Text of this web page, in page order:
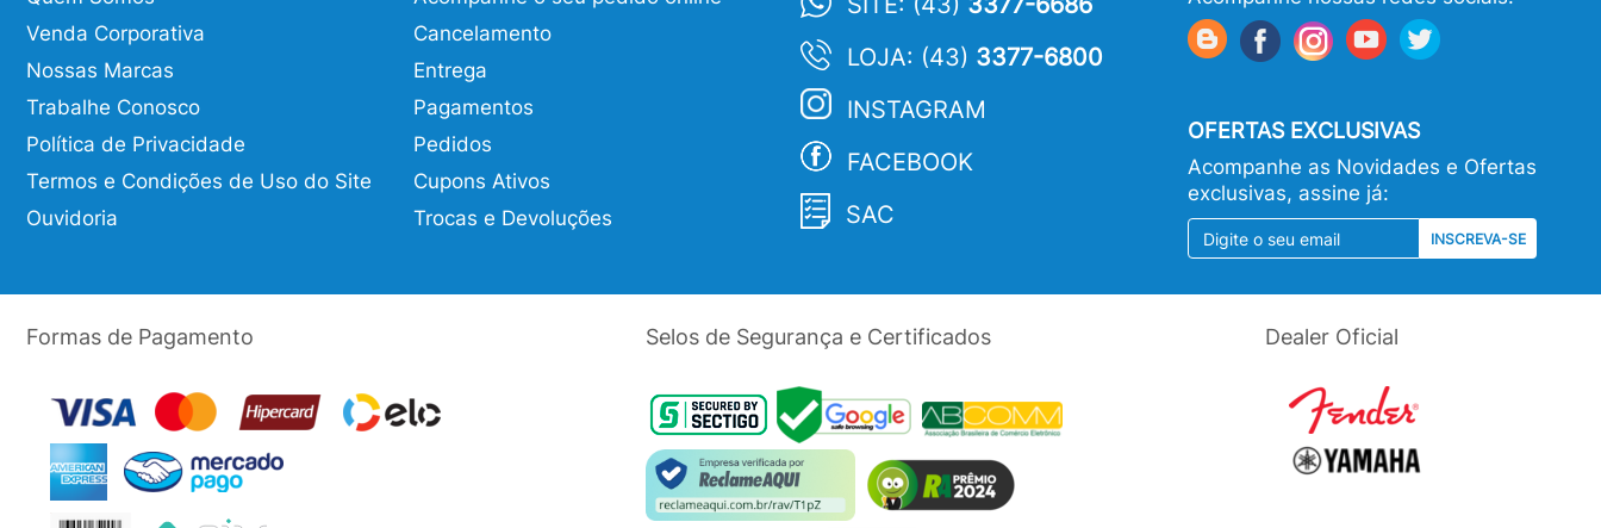
Venda Corporativa
Nossas Marcas
Trabalhe Conosco
Política de Privacidade
Termos e Condições de Uso do Site
Ouvidoria
Cancelamento
Entrega
Pagamentos
Pedidos
Cupons Ativos
Trocas e Devoluções
LOJA: (43) 3377-6800
INSTAGRAM
FACEBOOK
SAC
OFERTAS EXCLUSIVAS
Acompanhe as Novidades e Ofertas
exclusivas, assine já:
INSCREVA-SE
Formas de Pagamento Selos de Segurança e Certificados Dealer Oficial